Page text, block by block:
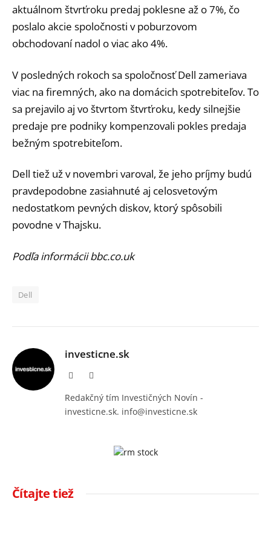
aktuálnom štvrťroku predaj poklesne až o 7%, čo
poslalo akcie spoločnosti v poburzovom
obchodovaní nadol o viac ako 4%.
V posledných rokoch sa spoločnosť Dell zameriava
viac na firemných, ako na domácich spotrebiteľov. To
sa prejavilo aj vo štvrtom štvrťroku, kedy silnejšie
predaje pre podniky kompenzovali pokles predaja
bežným spotrebiteľom.
Dell tiež už v novembri varoval, že jeho príjmy budú
pravdepodobne zasiahnuté aj celosvetovým
nedostatkom pevných diskov, ktorý spôsobili
povodne v Thajsku.
Podľa informácii bbc.co.uk
Dell
investicne.sk
Facebook
Redakčný tím Investičných Novín -
investicne.sk. info@investicne.sk
Čítajte tiež